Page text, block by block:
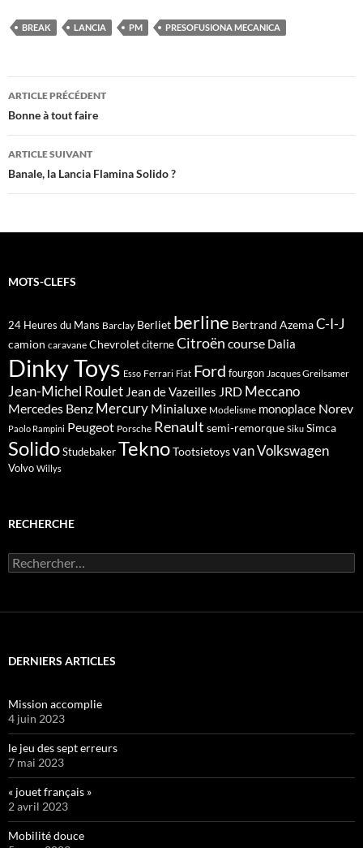
BREAK LANCIA PM PRESOFUSIONA MECANICA
Navigation
des
articles
ARTICLE PRÉCÉDENT
Bonne à tout faire
ARTICLE SUIVANT
Banale, la Lancia Flamina Solido ?
MOTS-CLEFS
24 Heures du Mans Barclay Berliet berline Bertrand AzemaC-I-J
camion caravane ChevroletciterneCitroën course Dalia
Dinky Toys Esso Ferrari Fiat Ford fourgon Jacques Greilsamer
Jean-Michel Roulet Jean de Vazeilles JRD Meccano
Mercedes Benz Mercury Minialuxe Modelisme monoplace Norev
Paolo Rampini Peugeot Porsche Renault semi-remorque Siku Simca
SolidoStudebakerTeknoTootsietoysvanVolkswagen
Volvo Willys
RECHERCHE
Rechercher :
DERNIERS ARTICLES
Mission accomplie
4 juin 2023
le jeu des sept erreurs
7 mai 2023
« jouet français »
2 avril 2023
Mobilité douce